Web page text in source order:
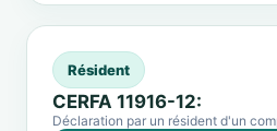
Résident
CERFA 11916-12:
Déclaration par un résident d'un